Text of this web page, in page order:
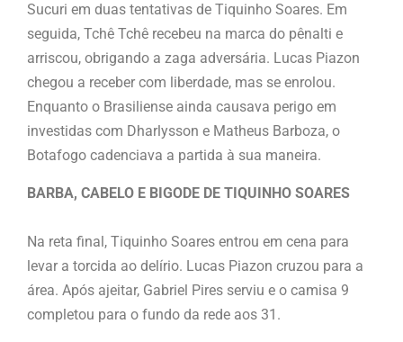
Sucuri em duas tentativas de Tiquinho Soares. Em
seguida, Tchê Tchê recebeu na marca do pênalti e
arriscou, obrigando a zaga adversária. Lucas Piazon
chegou a receber com liberdade, mas se enrolou.
Enquanto o Brasiliense ainda causava perigo em
investidas com Dharlysson e Matheus Barboza, o
Botafogo cadenciava a partida à sua maneira.
BARBA, CABELO E BIGODE DE TIQUINHO SOARES
Na reta final, Tiquinho Soares entrou em cena para
levar a torcida ao delírio. Lucas Piazon cruzou para a
área. Após ajeitar, Gabriel Pires serviu e o camisa 9
completou para o fundo da rede aos 31.